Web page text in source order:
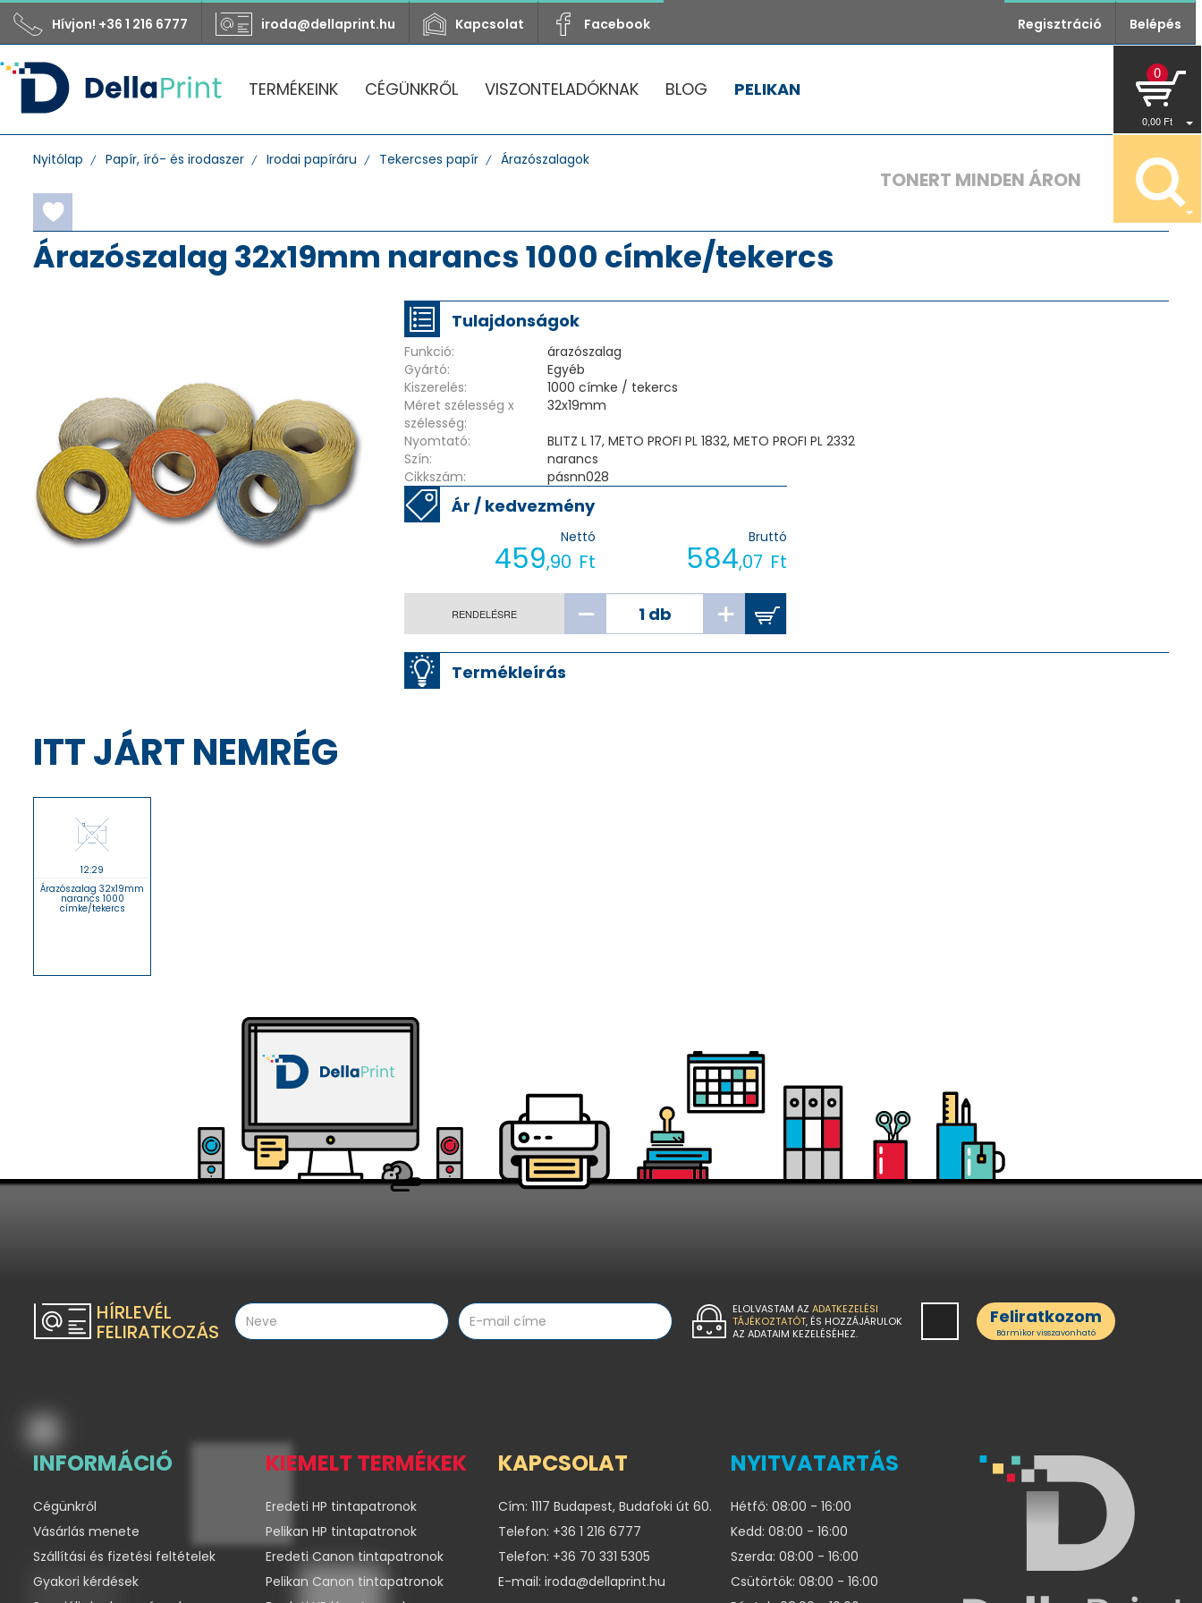
Hívjon! +36 1 216 6777 iroda@dellaprint.hu Kapcsolat Facebook Regisztráció Belépés
TERMÉKEINK CÉGÜNKRŐL VISZONTELADÓKNAK BLOG PELIKAN
0
0,00 Ft
TONERT MINDEN ÁRON
Nyitólap Papír, író- és irodaszer Irodai papíráru Tekercses papír Árazószalagok
Árazószalag 32x19mm narancs 1000 címke/tekercs
Tulajdonságok
Funkció:
árazószalag
Gyártó:
Egyéb
Kiszerelés:
1000 címke / tekercs
Méret szélesség x
szélesség:
32x19mm
Nyomtató:
BLITZ L 17, METO PROFI PL 1832, METO PROFI PL 2332
Szín:
narancs
Cikkszám:
pásnn028
Ár / kedvezmény
Nettó
459,90 Ft
Bruttó
584,07 Ft
RENDELÉSRE
Termékleírás
ITT JÁRT NEMRÉG
12:29
Árazószalag 32x19mm
narancs 1000
címke/tekercs
HÍRLEVÉL
FELIRATKOZÁS
ELOLVASTAM AZ ADATKEZELÉSI
TÁJÉKOZTATÓT, ÉS HOZZÁJÁRULOK
AZ ADATAIM KEZELÉSÉHEZ.
Feliratkozom
Bármikor visszavonható
INFORMÁCIÓ
Cégünkről
Vásárlás menete
Szállítási és fizetési feltételek
Gyakori kérdések
KIEMELT TERMÉKEK
Eredeti HP tintapatronok
Pelikan HP tintapatronok
Eredeti Canon tintapatronok
Pelikan Canon tintapatronok
KAPCSOLAT
Cím: 1117 Budapest, Budafoki út 60.
Telefon: +36 1 216 6777
Telefon: +36 70 331 5305
E-mail: iroda@dellaprint.hu
NYITVATARTÁS
Hétfő: 08:00 - 16:00
Kedd: 08:00 - 16:00
Szerda: 08:00 - 16:00
Csütörtök: 08:00 - 16:00